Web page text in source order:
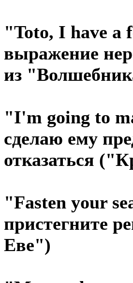
"Toto, I have a
выражение
из
"I'm going to
сделаю ему
отказаться
"Fasten your
пристегните
Еве")